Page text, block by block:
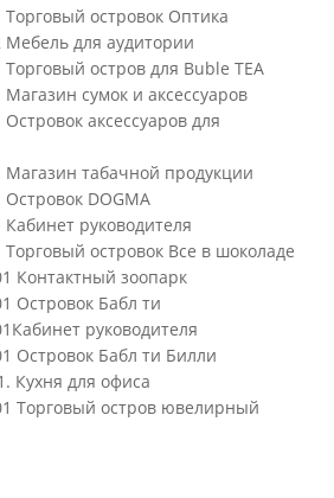
островок Оптика
для аудитории
остров для Buble TEA
сумок и аксессуаров
аксессуаров для
табачной продукции
DOGMA
руководителя
островок Все в шоколаде
Контактный зоопарк
Островок Бабл ти
руководителя
Островок Бабл ти Билли
Кухня для офиса
Торговый остров ювелирный